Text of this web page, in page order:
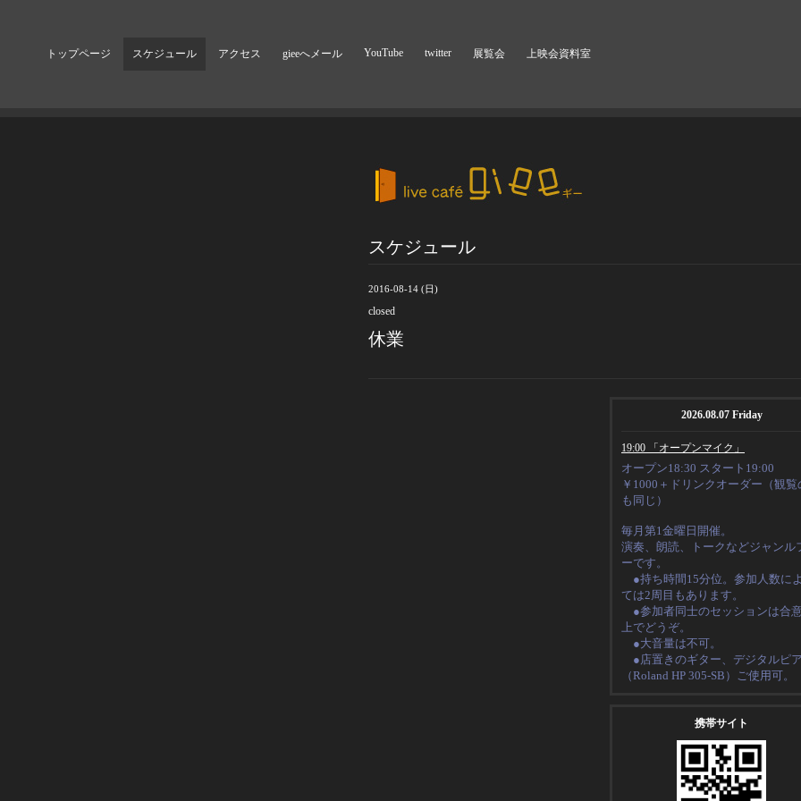
トップページ スケジュール アクセス gieeへメール YouTube twitter 展覧会 上映会資料室
スケジュール
2016-08-14 (日)
closed
休業
2026.08.07 Friday
19:00 「オープンマイク」
オープン18:30 スタート19:00
￥1000＋ドリンクオーダー（観覧
も同じ）
毎月第1金曜日開催。
演奏、朗読、トークなどジャンル
ーです。
●持ち時間15分位。 参加人数に
ては2周目もあります。
●参加者同士のセッションは合
上でどうぞ。
●大音量は不可。
●店置きのギター、デジタルピ
（Roland HP 305-SB ）ご使用可。
携帯サイト